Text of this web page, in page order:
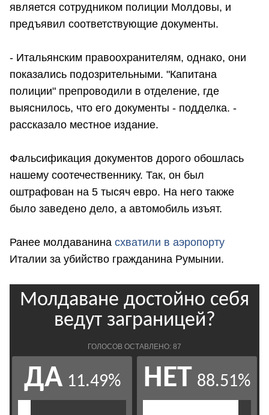
является сотрудником полиции Молдовы, и
предъявил соответствующие документы.
- Итальянским правоохранителям, однако, они
показались подозрительными. "Капитана
полиции" препроводили в отделение, где
выяснилось, что его документы - подделка. -
рассказало местное издание.
Фальсификация документов дорого обошлась
нашему соотечественнику. Так, он был
оштрафован на 5 тысяч евро. На него также
было заведено дело, а автомобиль изъят.
Ранее молдаванина схватили в аэропорту
Италии за убийство гражданина Румынии.